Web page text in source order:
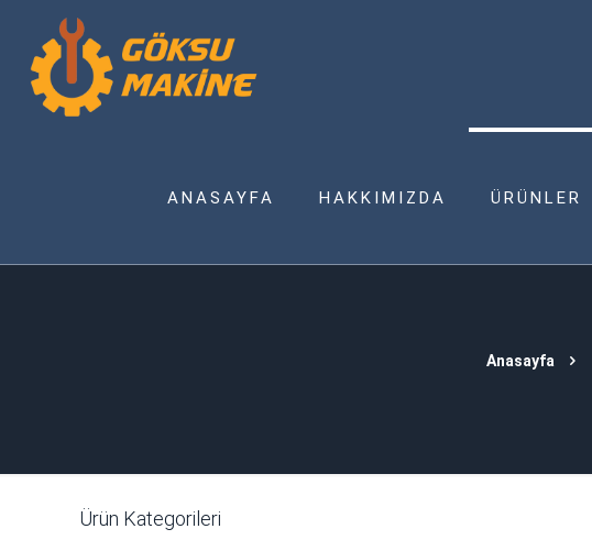
ANASAYFA HAKKIMIZDA ÜRÜNLER
Anasayfa
Ürün Kategorileri